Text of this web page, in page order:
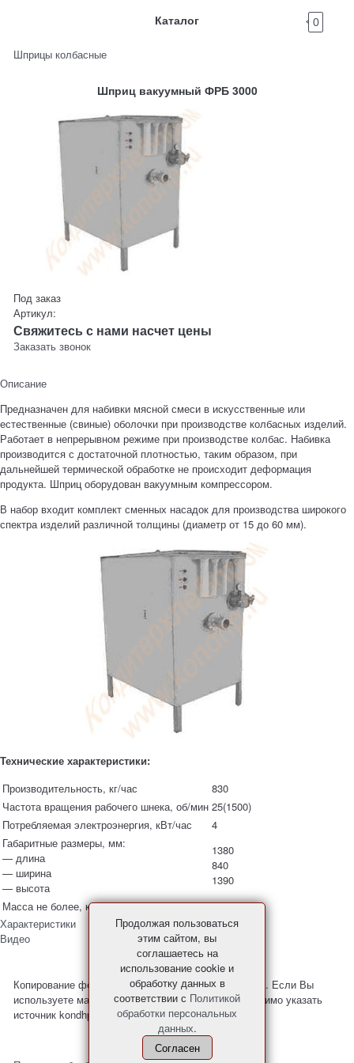
Каталог 0
Шприцы колбасные
Шприц вакуумный ФРБ 3000
Под заказ
Артикул:
Свяжитесь с нами насчет цены
Заказать звонок
Описание
Предназначен для набивки мясной смеси в искусственные или
естественные (свиные) оболочки при производстве колбасных изделий.
Работает в непрерывном режиме при производстве колбас. Набивка
производится с достаточной плотностью, таким образом, при
дальнейшей термической обработке не происходит деформация
продукта. Шприц оборудован вакуумным компрессором.
В набор входит комплект сменных насадок для производства широкого
спектра изделий различной толщины (диаметр от 15 до 60 мм).
Технические характеристики:
Производительность, кг/час
830
Частота вращения рабочего шнека, об/мин 25(1500)
Потребляемая электроэнергия, кВт/час
4
Габаритные размеры, мм:
— длина
— ширина
— высота
1380
840
1390
Масса не более, кг
210
Характеристики
Видео
Копирование фото и материалов с сайта запрещено. Если Вы
используете материалы с нашего сайта, то необходимо указать
источник kondhp.ru
Продолжая пользоваться
этим сайтом, вы
соглашаетесь на
использование cookie и
обработку данных в
соответствии с Политикой
обработки персональных
данных.
Согласен